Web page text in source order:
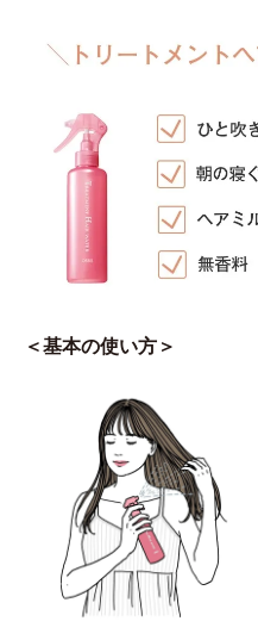
＜基本の使い方＞